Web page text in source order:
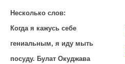
Несколько слов:
Когда я кажусь себе
гениальным, я иду мыть
посуду. Булат Окуджава